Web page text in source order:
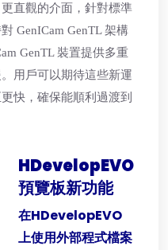
直觀的介面，針對標準
GenICam GenTL 架構
GenTL 裝置提供多重
用戶可以期待這些新運
快，確保能順利過渡到
HDevelopEVO
預覽板新功能
在HDevelopEVO
上使用外部程式檔案